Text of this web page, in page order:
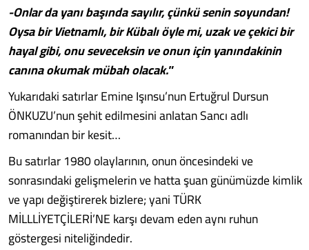
-Onlar da yanı başında sayılır, çünkü senin soyundan!
Oysa bir Vietnamlı, bir Kübalı öyle mi, uzak ve çekici bir
hayal gibi, onu seveceksin ve onun için yanındakinin
canına okumak mübah olacak."
Yukarıdaki satırlar Emine Işınsu’nun Ertuğrul Dursun
ÖNKUZU’nun şehit edilmesini anlatan Sancı adlı
romanından bir kesit…
Bu satırlar 1980 olaylarının, onun öncesindeki ve
sonrasındaki gelişmelerin ve hatta şuan günümüzde kimlik
ve yapı değiştirerek bizlere; yani TÜRK
MİLLLİYETÇİLERİ’NE karşı devam eden aynı ruhun
göstergesi niteliğindedir.